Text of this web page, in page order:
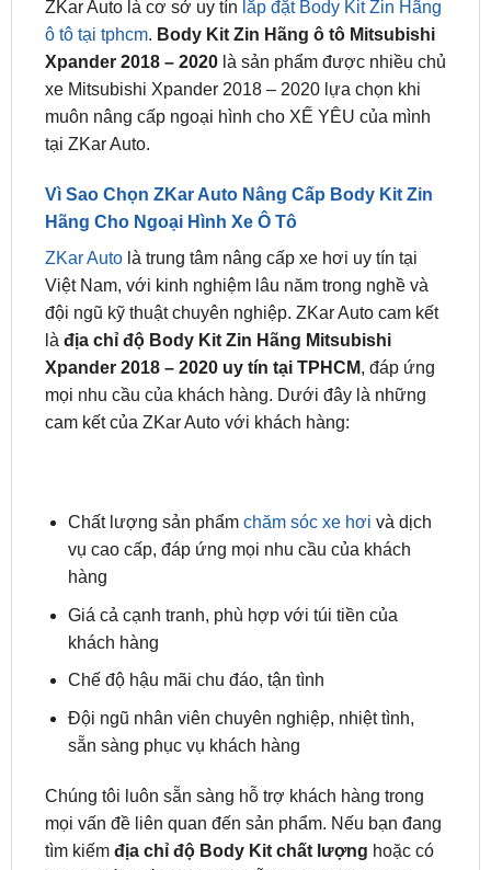
Xpander 2018 – 2020là sản phẩm được nhiều chủ
xe Mitsubishi Xpander 2018 – 2020 lựa chọn khi
muôn nâng cấp ngoại hình cho XẾ YÊU của mình
tại ZKar Auto.
Vì Sao Chọn ZKar Auto Nâng Cấp Body Kit Zin
ZKar Autolà trung tâm nâng cấp xe hơi uy tín tại
Việt Nam, với kinh nghiệm lâu năm trong nghề và
đội ngũ kỹ thuật chuyên nghiệp. ZKar Auto cam kết
làđịa chỉ độ Body Kit Zin Hãng Mitsubishi
Xpander 2018 – 2020 uy tín tại TPHCM, đáp ứng
mọi nhu cầu của khách hàng. Dưới đây là những
cam kết của ZKar Auto với khách hàng:
hàng
Giá cả cạnh tranh, phù hợp với túi tiền của
khách hàng
Chế độ hậu mãi chu đáo, tận tình
sẵn sàng phục vụ khách hàng
Chúng tôi luôn sẵn sàng hỗ trợ khách hàng trong
tìm kiếmđịa chỉ độ Body Kit chất lượnghoặc có
bất kỳ thắc mắc hoặc cần hỗ trợ, hãy liên hệ với
ZKar Auto ngay để được hỗ trợ tốt nhất.